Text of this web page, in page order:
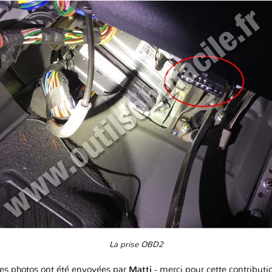
La prise OBD2
photos ont été envoyées par Matti - merci pour cette